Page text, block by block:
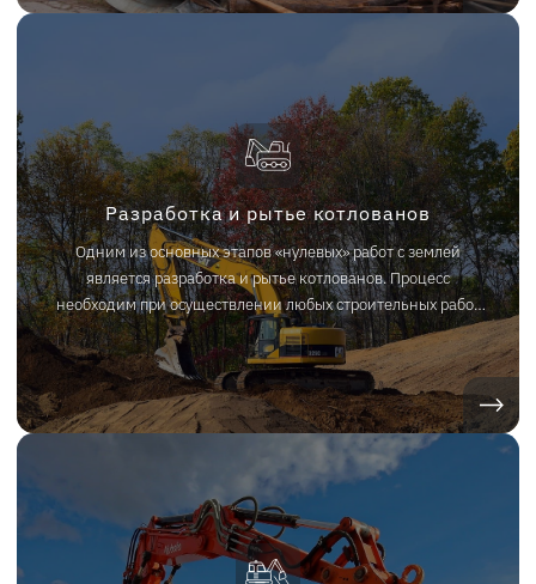
Разработка и рытье котлованов
Одним из основных этапов «нулевых» работ с землей
является разработка и рытье котлованов. Процесс
необходим при осуществлении любых строительных работ
на участке и является базой для подготовки к возведению
фундамента. Заказать спецтехнику для разработки и рытья
котлованов в Челябинске и Челябинской области вы
можете на нашем сайте.